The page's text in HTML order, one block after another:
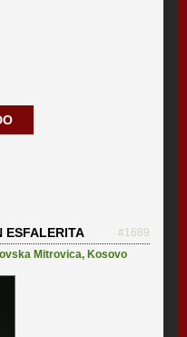
ESFALERITA
#1689
Mitrovica, Kosovo